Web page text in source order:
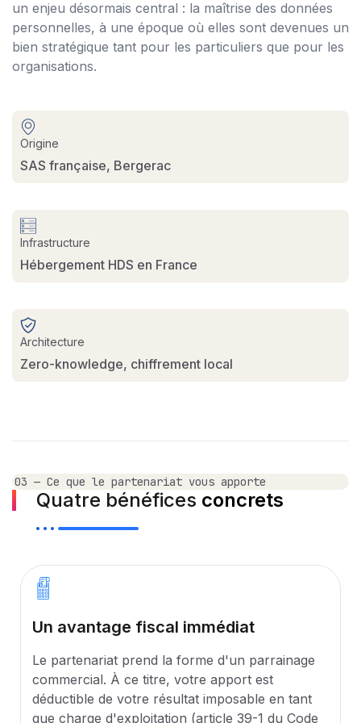
un enjeu désormais central : la maîtrise des données
personnelles, à une époque où elles sont devenues un
bien stratégique tant pour les particuliers que pour les
organisations.
Origine
SAS française, Bergerac
Infrastructure
Hébergement HDS en France
Architecture
Zero-knowledge, chiffrement local
03 — Ce que le partenariat vous apporte
Quatre bénéfices concrets
Un avantage fiscal immédiat
Le partenariat prend la forme d'un parrainage
commercial. À ce titre, votre apport est
déductible de votre résultat imposable en tant
que charge d'exploitation (article 39-1 du Code